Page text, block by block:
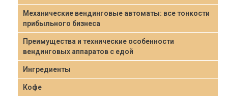
Механические вендинговые автоматы: все тонкости
прибыльного бизнеса
Преимущества и технические особенности
вендинговых аппаратов с едой
Ингредиенты
Кофе